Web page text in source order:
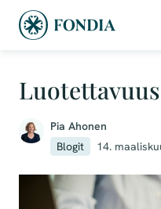
Pia Ahonen
Blogit
14.